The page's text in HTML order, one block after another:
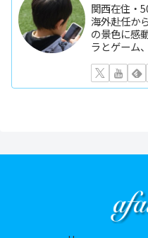
関西在住・
海外赴任か
の景色に感
ラとゲーム